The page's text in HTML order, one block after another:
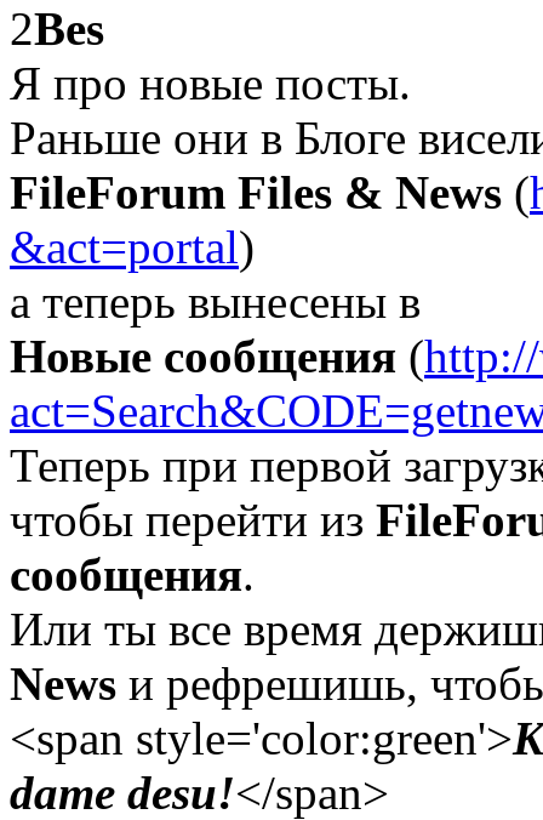
2Bes
Я про новые посты.
Раньше они в Блоге
FileForum Files & News (
&act=portal)
а теперь вынесены в
Новые сообщения (
Теперь при первой
чтобы перейти из
сообщения.
Или ты все время
News и рефрешишь,
<span style='color:green'>
dame desu!</span>